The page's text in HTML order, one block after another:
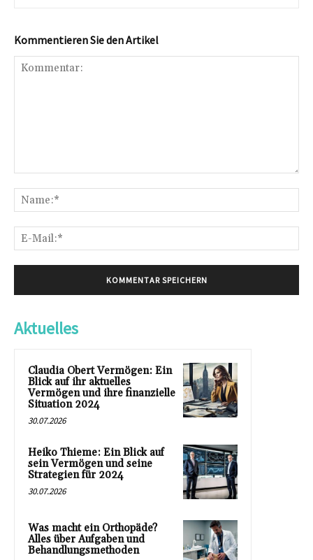
Kommentieren Sie den Artikel
Aktuelles
Claudia Obert Vermögen: Ein
Blick auf ihr aktuelles
Vermögen und ihre finanzielle
Situation 2024
30.07.2026
Heiko Thieme: Ein Blick auf
sein Vermögen und seine
Strategien für 2024
30.07.2026
Was macht ein Orthopäde?
Alles über Aufgaben und
Behandlungsmethoden